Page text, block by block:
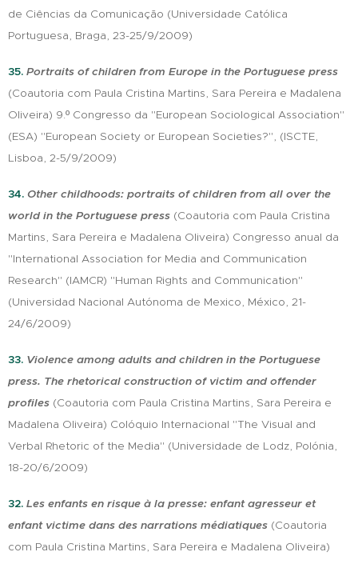
de Ciências da Comunicação (Universidade Católica
Portuguesa, Braga, 23-25/9/2009)
35. Portraits of children from Europe in the Portuguese press
(Coautoria com Paula Cristina Martins, Sara Pereira e Madalena
Oliveira) 9.º Congresso da "European Sociological Association"
(ESA) "European Society or European Societies?", (ISCTE,
Lisboa, 2-5/9/2009)
34. Other childhoods: portraits of children from all over the
world in the Portuguese press (Coautoria com Paula Cristina
Martins, Sara Pereira e Madalena Oliveira) Congresso anual da
"International Association for Media and Communication
Research" (IAMCR) "Human Rights and Communication"
(Universidad Nacional Autónoma de Mexico, México, 21-
24/6/2009)
33. Violence among adults and children in the Portuguese
press. The rhetorical construction of victim and offender
profiles (Coautoria com Paula Cristina Martins, Sara Pereira e
Madalena Oliveira) Colóquio Internacional "The Visual and
Verbal Rhetoric of the Media" (Universidade de Lodz, Polónia,
18-20/6/2009)
32. Les enfants en risque à la presse: enfant agresseur et
enfant victime dans des narrations médiatiques (Coautoria
com Paula Cristina Martins, Sara Pereira e Madalena Oliveira)